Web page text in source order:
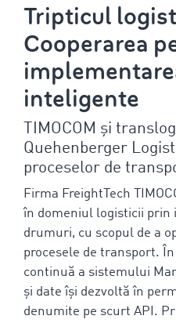
Tripticul
Cooperarea
inteligente
TIMOCOM și
Quehenberger
proceselor de
Firma FreightTech
în domeniul logisticii prin
drumuri, cu scopul de a
procesele de transport.
continuă a sistemului
și date își dezvoltă în
denumite pe scurt API.